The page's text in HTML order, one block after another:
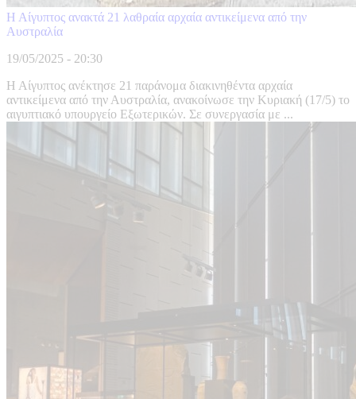
Η Αίγυπτος ανακτά 21 λαθραία αρχαία αντικείμενα από την
Αυστραλία
19/05/2025 - 20:30
Η Αίγυπτος ανέκτησε 21 παράνομα διακινηθέντα αρχαία
αντικείμενα από την Αυστραλία, ανακοίνωσε την Κυριακή (17/5) το
αιγυπτιακό υπουργείο Εξωτερικών. Σε συνεργασία με ...